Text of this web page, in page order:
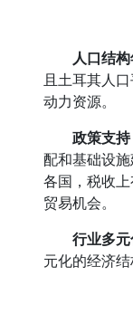
人口结构
且土耳其人
动力资源。
政策支持
配和基础设
各国，税收
贸易机会。
行业多元
元化的经济